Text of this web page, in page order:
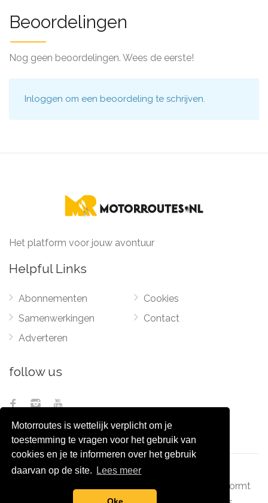
Motorroutes is wettelijk verplicht om je
toestemming te vragen voor het gebruik van
cookies en je te informeren over het gebruik
daarvan op de site.
Lees meer
Beoordelingen
Nog geen beoordelingen. Wees de eerste!
Inloggen om een beoordeling te schrijven.
Het platform voor jouw avontuur
Helpful Links
Abonnementen
Samenwerkingen
Adverteren
Cookies
Contact
follow us
vormt